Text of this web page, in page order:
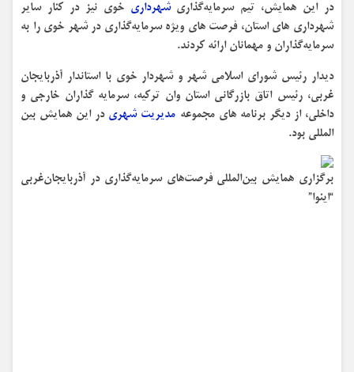
در این همایش، تیم سرمایه‌گذاریشهرداری خوی نیز در کنار سایر
شهرداری های استان، فرصت های ویژه سرمایه‌گذاری در شهر خوی را به
سرمایه‌گذاران و مهمانان ارائه کردند.
دیدار رئیس شورای اسلامی شهر و شهردار خوی با استاندار آذربایجان
غربی، رئیس اتاق بازرگانی استان وان ترکیه، سرمایه گذاران خارجی و
داخلی، از دیگر برنامه های مجموعه مدیریت شهری در این همایش بین
المللی بود.
برگزاری همایش بین‌المللی فرصت‌های سرمایه‌گذاری در آذربایجان‌غربی
“اینوا”